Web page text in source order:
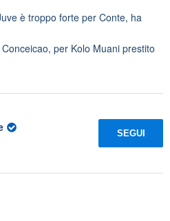
è troppo forte per Conte, ha
per Kolo Muani prestito
SEGUI